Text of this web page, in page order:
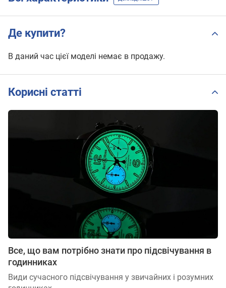
Де купити?
В даний час цієї моделі немає в продажу.
Корисні статті
Все, що вам потрібно знати про підсвічування в
годинниках
Види сучасного підсвічування у звичайних і розумних